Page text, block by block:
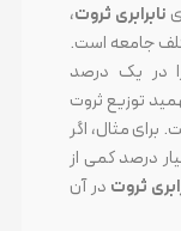
نابرابری ثروت،
جامعه است.
در یک درصد
توزیع ثروت
مثال، اگر
درصد کمی از
ثروت در آن